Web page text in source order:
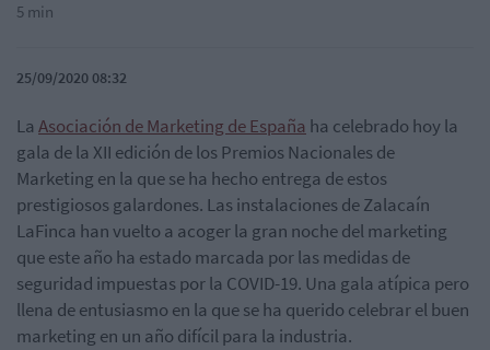
5 min
25/09/2020 08:32
La Asociación de Marketing de España ha celebrado hoy la
gala de la XII edición de los Premios Nacionales de
Marketing en la que se ha hecho entrega de estos
prestigiosos galardones. Las instalaciones de Zalacaín
LaFinca han vuelto a acoger la gran noche del marketing
que este año ha estado marcada por las medidas de
seguridad impuestas por la COVID-19. Una gala atípica pero
llena de entusiasmo en la que se ha querido celebrar el buen
marketing en un año difícil para la industria.